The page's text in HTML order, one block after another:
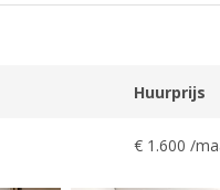
Huurprijs
€ 1.600 /